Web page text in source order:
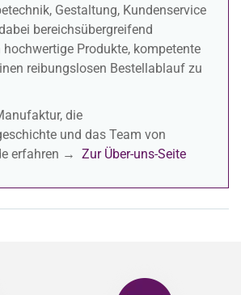
Gestaltung, Kundenservice
bereichsübergreifend
Produkte, kompetente
reibungslosen Bestellablauf zu
die
und das Team von
erfahren → Zur Über-uns-Seite